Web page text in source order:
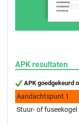
APK resultaten
APK goedgekeurd
Aandachtspunt 1
Stuur- of